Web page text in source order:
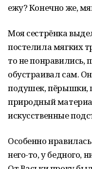
ежу? Конечно же,
Моя сестрёнка
постелила мягких
то не понравились,
обустраивал сам.
подушек, пёрышки,
природный
искусственные
Особенно
него-то, у бедного,